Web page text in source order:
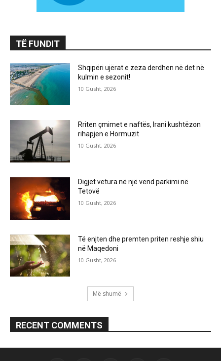
TË FUNDIT
Shqipëri ujërat e zeza derdhen në det në
kulmin e sezonit!
10 Gusht, 2026
Rriten çmimet e naftës, Irani kushtëzon
rihapjen e Hormuzit
10 Gusht, 2026
Digjet vetura në një vend parkimi në
Tetovë
10 Gusht, 2026
Të enjten dhe premten priten reshje shiu
në Maqedoni
10 Gusht, 2026
Më shumë
RECENT COMMENTS